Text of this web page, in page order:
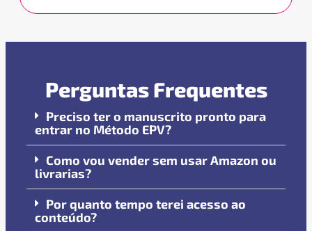
Perguntas Frequentes
Preciso ter o manuscrito pronto para
entrar no Método EPV?
Como vou vender sem usar Amazon ou
livrarias?
Por quanto tempo terei acesso ao
conteúdo?